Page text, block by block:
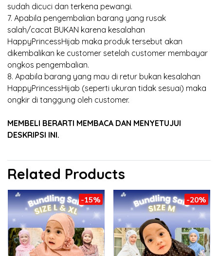
sudah dicuci dan terkena pewangi.
7. Apabila pengembalian barang yang rusak
salah/cacat BUKAN karena kesalahan
HappyPrincessHijab maka produk tersebut akan
dikembalikan ke customer setelah customer membayar
ongkos pengembalian.
8. Apabila barang yang mau di retur bukan kesalahan
HappyPrincessHijab (seperti ukuran tidak sesuai) maka
ongkir di tanggung oleh customer.
MEMBELI BERARTI MEMBACA DAN MENYETUJUI
DESKRIPSI INI.
Related Products
-15% -20%